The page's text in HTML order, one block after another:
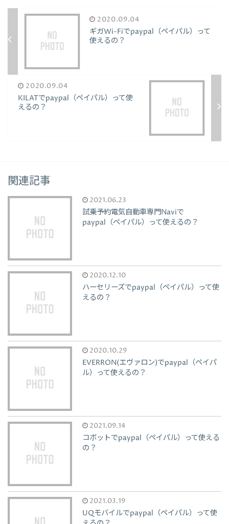
2020.09.04
ギガWi-Fiでpaypal（ペイパル）って
使えるの？
2020.09.04
KILATでpaypal（ペイパル）って使
えるの？
関連記事
2021.06.23
試乗予約電気自動車専門Naviで
paypal（ペイパル）って使えるの？
2020.12.10
ハーセリーズでpaypal（ペイパル）って使
えるの？
2020.10.29
EVERRON(エヴァロン)でpaypal（ペイパ
ル）って使えるの？
2021.09.14
コボットでpaypal（ペイパル）って使える
の？
2021.03.19
UQモバイルでpaypal（ペイパル）って使